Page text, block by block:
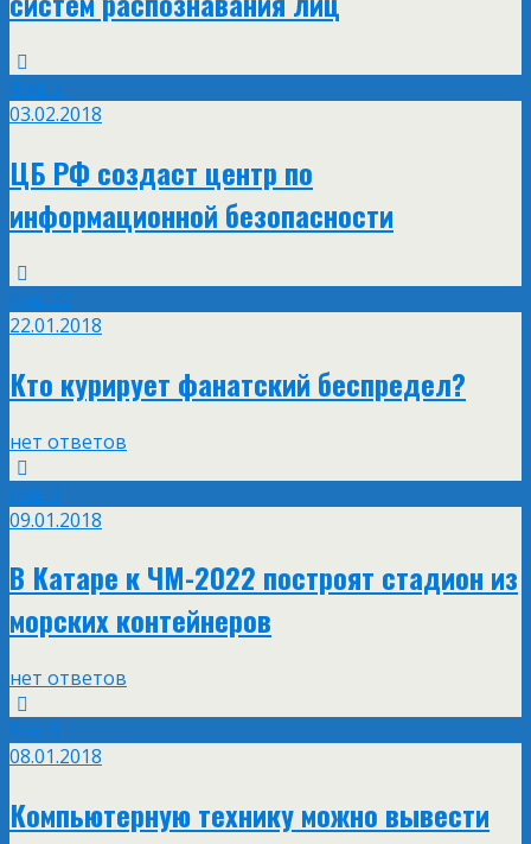
Фев 3
03.02.2018
ЦБ РФ создаст центр по
информационной безопасности
Янв 22
22.01.2018
Кто курирует фанатский беспредел?
нет ответов
Янв 9
09.01.2018
В Катаре к ЧМ-2022 построят стадион из
морских контейнеров
нет ответов
Янв 8
08.01.2018
Компьютерную технику можно вывести